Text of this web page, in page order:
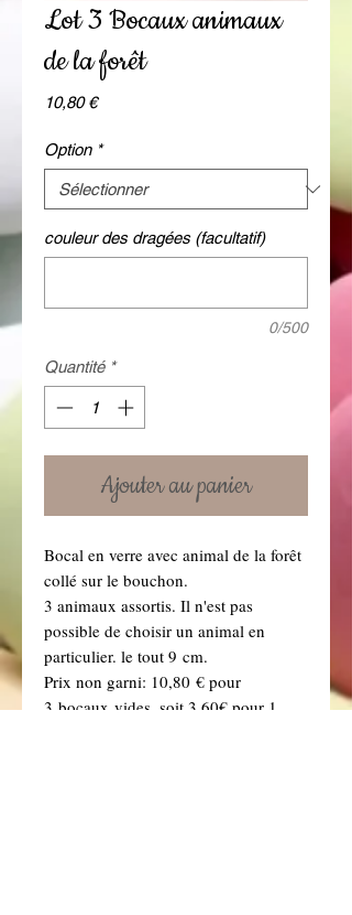
Lot 3 Bocaux animaux
de la forêt
10,80 €Prix
Option *
couleur des dragées (facultatif)
0/500
Quantité *
Ajouter au panier
Bocal en verre avec animal de la forêt
collé sur le bouchon.
3 animaux assortis. Il n'est pas
possible de choisir un animal en
particulier. le tout 9 cm.
Prix non garni: 10,80 € pour
3 bocaux vides. soit 3,60€ pour 1.